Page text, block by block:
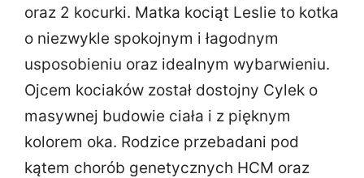
oraz 2 kocurki. Matka kociąt Leslie to kotka
o niezwykle spokojnym i łagodnym
usposobieniu oraz idealnym wybarwieniu.
Ojcem kociaków został dostojny Cylek o
masywnej budowie ciała i z pięknym
kolorem oka. Rodzice przebadani pod
kątem chorób genetycznych HCM oraz